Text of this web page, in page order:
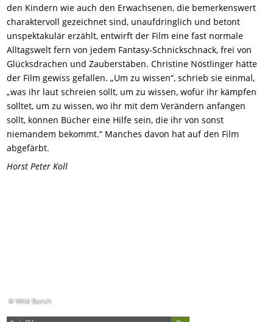
den Kindern wie auch den Erwachsenen, die bemerkenswert
charaktervoll gezeichnet sind, unaufdringlich und betont
unspektakulär erzählt, entwirft der Film eine fast normale
Alltagswelt fern von jedem Fantasy-Schnickschnack, frei von
Glücksdrachen und Zauberstäben. Christine Nöstlinger hätte
der Film gewiss gefallen. „Um zu wissen“, schrieb sie einmal,
„was ihr laut schreien sollt, um zu wissen, wofür ihr kämpfen
solltet, um zu wissen, wo ihr mit dem Verändern anfangen
sollt, können Bücher eine Hilfe sein, die ihr von sonst
niemandem bekommt.“ Manches davon hat auf den Film
abgefärbt.
Horst Peter Koll
© Wild Bunch